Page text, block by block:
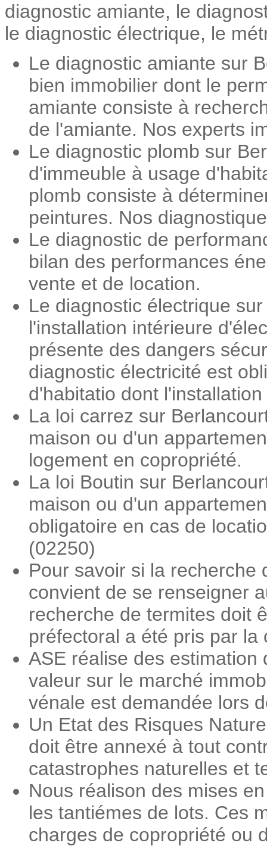
diagnostic amiante, le
le diagnostic électrique, le
Le diagnostic amiante sur
bien immobilier dont le
amiante consiste à
de l'amiante. Nos experts
Le diagnostic plomb sur
d'immeuble à usage
plomb consiste à
peintures. Nos
Le diagnostic de
bilan des performances
vente et de location.
Le diagnostic électrique
l'installation intérieure
présente des dangers
diagnostic électricité est
d'habitatio dont
La loi carrez sur
maison ou d'un
logement en copropriété.
La loi Boutin sur
maison ou d'un
obligatoire en cas de
(02250)
Pour savoir si la recherche
convient de se renseigner
recherche de termites doit
préfectoral a été pris par la
ASE réalise des
valeur sur le marché
vénale est demandée lors
Un Etat des Risques
doit être annexé à tout
catastrophes naturelles et
Nous réalison des mises
les tantiémes de lots. Ces
charges de copropriété ou